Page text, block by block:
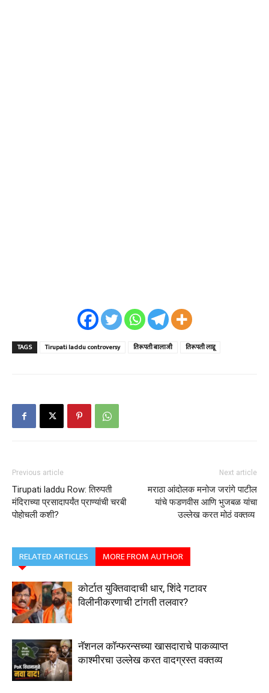
TAGS Tirupati laddu controversy तिरूपती बालाजी तिरूपती लाडू
Previous article
Tirupati laddu Row: तिरुपती
मंदिराच्या प्रसादापर्यंत प्राण्यांची चरबी
पोहोचली कशी?
Next article
मराठा आंदोलक मनोज जरांगे पाटील
यांचे फडणवीस आणि भुजबळ यांचा
उल्लेख करत मोठं वक्तव्य
RELATED ARTICLES MORE FROM AUTHOR
कोर्टात युक्तिवादाची धार, शिंदे गटावर
विलीनीकरणाची टांगती तलवार?
नॅशनल कॉन्फरन्सच्या खासदाराचे पाकव्याप्त
काश्मीरचा उल्लेख करत वादग्रस्त वक्तव्य